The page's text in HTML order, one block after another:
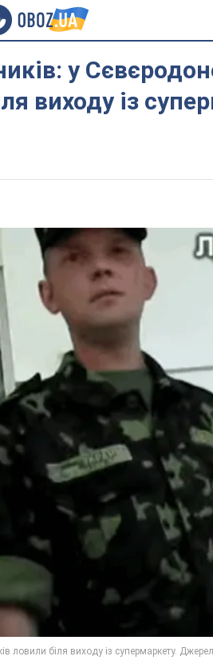
у
виходу із